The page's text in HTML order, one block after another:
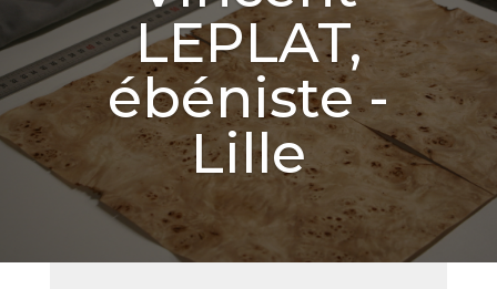
LEPLAT,
ébéniste -
Lille